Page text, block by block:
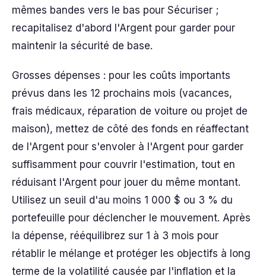
mêmes bandes vers le bas pour Sécuriser ;
recapitalisez d'abord l'Argent pour garder pour
maintenir la sécurité de base.
Grosses dépenses : pour les coûts importants
prévus dans les 12 prochains mois (vacances,
frais médicaux, réparation de voiture ou projet de
maison), mettez de côté des fonds en réaffectant
de l'Argent pour s'envoler à l'Argent pour garder
suffisamment pour couvrir l'estimation, tout en
réduisant l'Argent pour jouer du même montant.
Utilisez un seuil d'au moins 1 000 $ ou 3 % du
portefeuille pour déclencher le mouvement. Après
la dépense, rééquilibrez sur 1 à 3 mois pour
rétablir le mélange et protéger les objectifs à long
terme de la volatilité causée par l'inflation et la